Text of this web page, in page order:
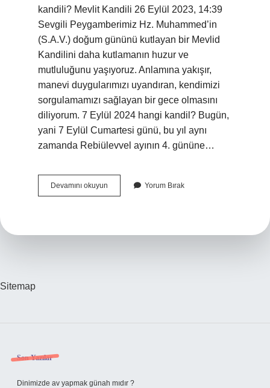
kandili? Mevlit Kandili 26 Eylül 2023, 14:39
Sevgili Peygamberimiz Hz. Muhammed’in
(S.A.V.) doğum gününü kutlayan bir Mevlid
Kandilini daha kutlamanın huzur ve
mutluluğunu yaşıyoruz. Anlamına yakışır,
manevi duygularımızı uyandıran, kendimizi
sorgulamamızı sağlayan bir gece olmasını
diliyorum. 7 Eylül 2024 hangi kandil? Bugün,
yani 7 Eylül Cumartesi günü, bu yıl aynı
zamanda Rebiülevvel ayının 4. gününe…
Devamını okuyun
Ayı
Yorum Bırak
Sitemap
Sidebar
Son Yazılar
Dinimizde av yapmak günah mıdır ?